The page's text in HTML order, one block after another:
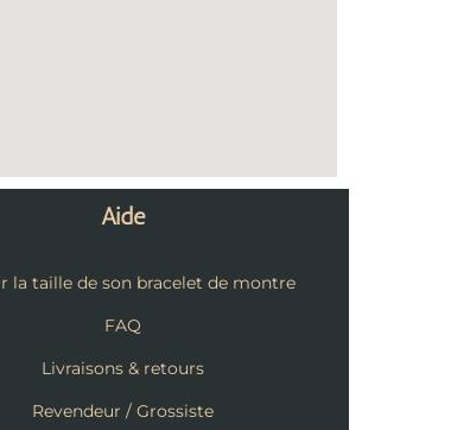
Aide
la taille de son bracelet de montre
FAQ
Livraisons & retours
Revendeur / Grossiste